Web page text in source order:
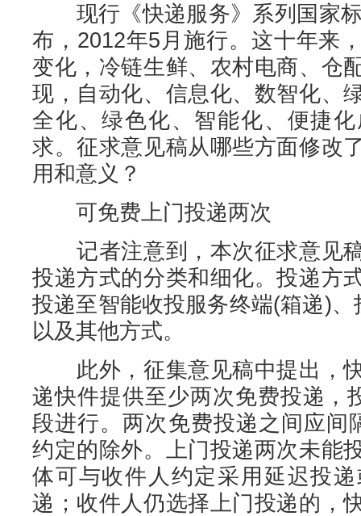
现行《快递服务》系列国家标
布，2012年5月施行。这十年来
变化，冷链生鲜、农村电商、仓
现，自动化、信息化、数智化、
全化、绿色化、智能化、便捷
求。征求意见稿从哪些方面修改
用和意义？
可免费上门投递两次
记者注意到，本次征求意见
投递方式的分类和细化。投递方
投递至智能收投服务终端(箱递)
以及其他方式。
此外，征集意见稿中提出，
递快件提供至少两次免费投递，
段进行。两次免费投递之间应间
约定的除外。上门投递两次未能
体可与收件人约定采用延迟投
递；收件人仍选择上门投递的，